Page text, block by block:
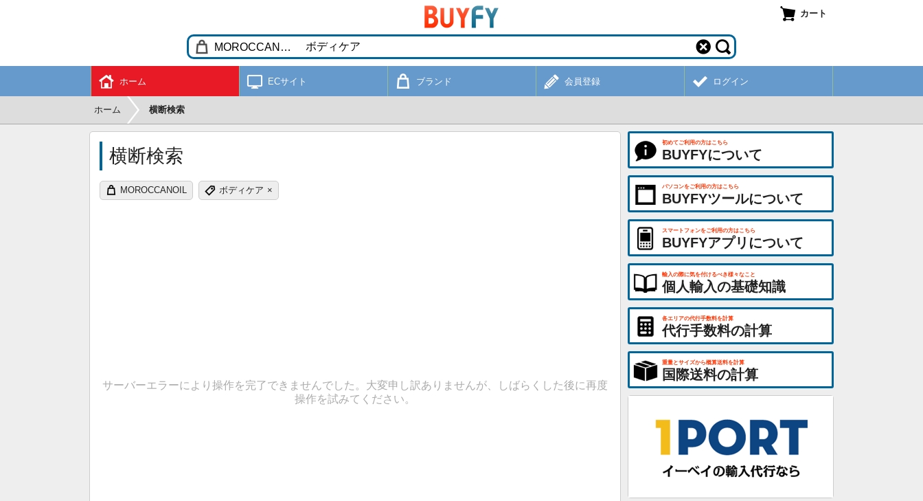
カート
ホーム ECサイト ブランド 会員登録 ログイン
ホーム 横断検索
横断検索
MOROCCANOIL ボディケア ×
サーバーエラーにより操作を完了できませんでした。大変申し訳ありませんが、しばらくした後に再度
操作を試みてください。
初めてご利用の方はこちら
BUYFYについて
パソコンをご利用の方はこちら
BUYFYツールについて
スマートフォンをご利用の方はこちら
BUYFYアプリについて
輸入の際に気を付けるべき様々なこと
個人輸入の基礎知識
各エリアの代行手数料を計算
代行手数料の計算
重量とサイズから概算送料を計算
国際送料の計算